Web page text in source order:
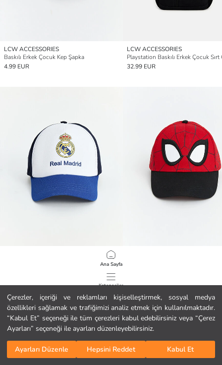
Çerezler, içeriği ve reklamları kişiselleştirmek, sosyal medya
özellikleri sağlamak ve trafiğimizi analiz etmek için kullanılmaktadır.
“Kabul Et” seçeneği ile tüm çerezleri kabul edebilirsiniz veya “Çerez
Ayarları” seçeneği ile ayarları düzenleyebilirsiniz.
Ayarları Düzenle Hepsini Reddet Kabul Et
Ana Sayfa
Kategoriler
Sepetim
LCW ACCESSORIES
Baskılı Erkek Çocuk Kep Şapka
4.99 EUR
LCW ACCESSORIES
Playstation Baskılı Erkek Çocuk Sırt
32.99 EUR
Real Madrid Baskılı Erkek Çocuk Kep Şapka
152